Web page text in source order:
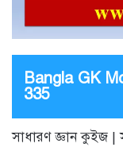
Bangla GK
335
সাধারণ জ্ঞান কুইজ |